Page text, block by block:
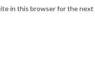
in this browser for the